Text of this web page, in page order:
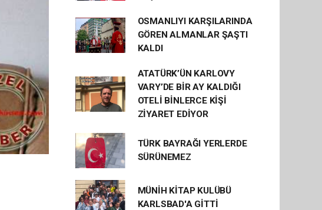
OSMANLIYI KARŞILARINDA
GÖREN ALMANLAR ŞAŞTI
KALDI
ATATÜRK’ÜN KARLOVY
VARY’DE BİR AY KALDIĞI
OTELİ BİNLERCE KİŞİ
ZİYARET EDİYOR
TÜRK BAYRAĞI YERLERDE
SÜRÜNEMEZ
MÜNİH KİTAP KULÜBÜ
KARLSBAD'A GİTTİ